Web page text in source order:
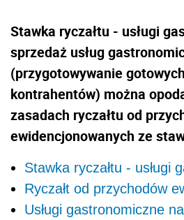
Stawka ryczałtu - usługi
sprzedaż usług
(przygotowywanie
kontrahentów) można
zasadach ryczałtu od
ewidencjonowanych ze
Stawka ryczałtu - usługi
Ryczałt od przychodów
Usługi gastronomiczne